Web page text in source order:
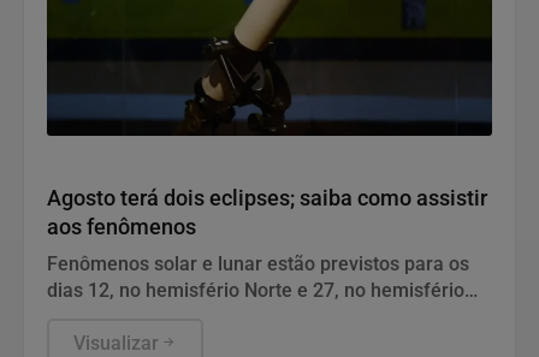
Agosto terá dois eclipses; saiba como assistir
aos fenômenos
Fenômenos solar e lunar estão previstos para os
dias 12, no hemisfério Norte e 27, no hemisfério
Visualizar